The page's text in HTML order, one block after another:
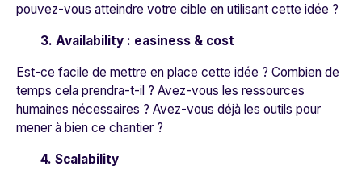
pouvez-vous atteindre votre cible en utilisant cette idée ?
3. Availability : easiness & cost
Est-ce facile de mettre en place cette idée ? Combien de
temps cela prendra-t-il ? Avez-vous les ressources
humaines nécessaires ? Avez-vous déjà les outils pour
mener à bien ce chantier ?
4. Scalability